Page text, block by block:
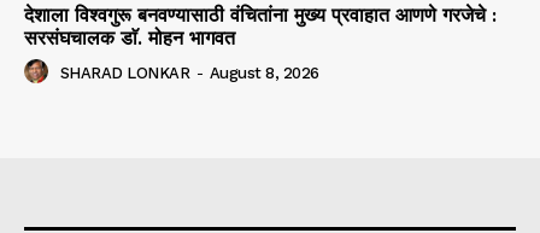
देशाला विश्वगुरू बनवण्यासाठी वंचितांना मुख्य प्रवाहात आणणे गरजेचे :
सरसंघचालक डाॅ. मोहन भागवत
SHARAD LONKAR - August 8, 2026